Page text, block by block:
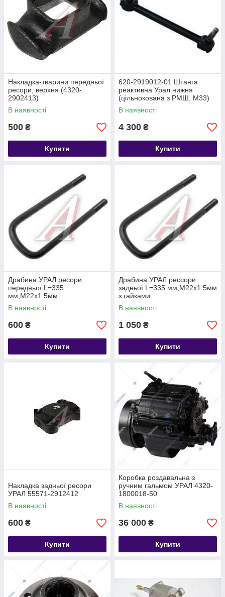
Накладка-тварини передньої
ресори, верхня (4320-
2902413)
В наявності
500 ₴
Купити
620-2919012-01 Штанга
реактивна Урал нижня
(цільнокована з РМШ, М33)
(640-2919012-01)
В наявності
4 300 ₴
Купити
Драбина УРАЛ ресори
передньої L=335
мм;М22х1.5мм
В наявності
600 ₴
Купити
Драбина УРАЛ рессори
задньої L=335 мм;М22х1.5мм
з гайками
В наявності
1 050 ₴
Купити
Накладка задньої ресори
УРАЛ 55571-2912412
В наявності
600 ₴
Купити
Коробка роздавальна з
ручним гальмом УРАЛ 4320-
1800018-50
В наявності
36 000 ₴
Купити